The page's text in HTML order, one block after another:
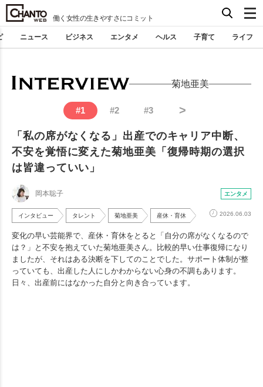
働く女性の生きやすさにコミット
ニュース ビジネス エンタメ ヘルス 子育て ライフ
菊地亜美
#1 #2 #3 >
「私の席がなくなる」出産でのキャリア中断、
不安を覚悟に変えた菊地亜美「復帰時期の選択
は皆違っていい」
岡本聡子 エンタメ
インタビュー タレント 菊地亜美 産休・育休 2026.06.03
変化の早い芸能界で、産休・育休をとると「自分の席がなくなるので
は？」と不安を抱えていた菊地亜美さん。比較的早い仕事復帰になり
ましたが、それはある決断を下してのことでした。サポート体制が整
っていても、出産した人にしかわからない心身の不調もあります。
日々、出産前にはなかった自分と向き合っています。